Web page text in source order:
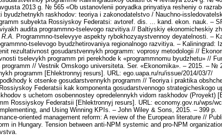
2013 g. № 565 «Ob ustanovlenii poryadka prinyatiya resheniy o
byudzhetnykh raskhodov: teoriya i zakonodatelstvo / Nauchno-
subyekta Rossiyskoy Federatsi: avtoref. dis. ... kand. ekon. nauk. –
audita programmno-tselevogo razvitiya // Baltiyskiy ekonomicheskiy
Programmno-tselevyye aspekty rybokhozyaystvennoy deyatelnosti. –
tselevogo byudzhetirovaniya regionalnogo razvitiya. – Kaliningrad:
rezultativnost gosudarstvennykh programm: voprosy metodologii //
tselevykh programm pri perekhode k «programmnomu byudzhetu» //
// Vestnik Omskogo universiteta. Ser. «Ekonomika». – 2015. – №
programm [Ehlektronnyj resurs]. URL: ego.uapa.ru/ru/issue/2014/03/7/
k otsenke gosudarstvennykh programm // Teoriya i praktika
Federatsii kak komponenta gosudarstvennogo strategicheskogo
s uchetom osobennostey opredelennykh vidom raskhodov
Rossiyskoy Federatsii [Ehlektronnyj resurs]. URL: economy.gov.ru/wps/
and Using Winning KPIs. – John Wiley & Sons, 2015. – 399 p.
oriented management reform: A review of the European literature //
in Hungary. Tension between anti-NPM systemic and pro-NPM